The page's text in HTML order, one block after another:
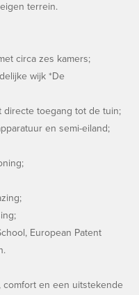
terrein.
circa zes kamers;
wijk *De
directe toegang tot de tuin;
en semi-eiland;
European Patent
comfort en een uitstekende